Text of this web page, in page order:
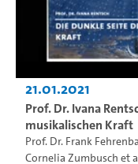
21.01.2021
Prof. Dr. Ivana
musikalischen Kraft
Prof. Dr. Frank
Cornelia Zumbusch et